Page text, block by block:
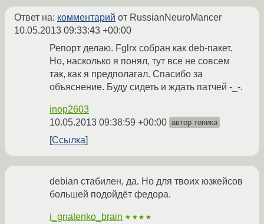
Ответ на: комментарий от RussianNeuroMancer
10.05.2013 09:33:43 +00:00
Репорт делаю. Fglrx собран как deb-пакет.
Но, насколько я понял, тут все не совсем
так, как я предполагал. Спасибо за
объяснение. Буду сидеть и ждать патчей -_-.
inop2603
10.05.2013 09:38:59 +00:00 автор топика
Ссылка
debian стабилен, да. Но для твоих юзкейсов
большей подойдёт федора.
i_gnatenko_brain ★★★★